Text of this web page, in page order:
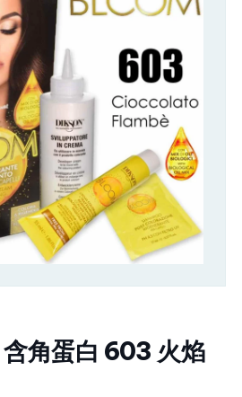
角蛋白 603 火焰